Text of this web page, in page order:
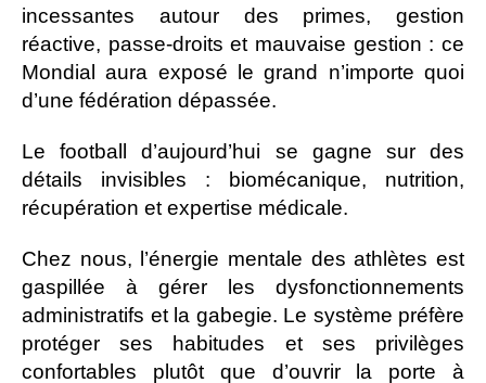
incessantes autour des primes, gestion
réactive, passe-droits et mauvaise gestion : ce
Mondial aura exposé le grand n’importe quoi
d’une fédération dépassée.
Le football d’aujourd’hui se gagne sur des
détails invisibles : biomécanique, nutrition,
récupération et expertise médicale.
Chez nous, l’énergie mentale des athlètes est
gaspillée à gérer les dysfonctionnements
administratifs et la gabegie. Le système préfère
protéger ses habitudes et ses privilèges
confortables plutôt que d’ouvrir la porte à